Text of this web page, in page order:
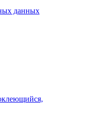
данных